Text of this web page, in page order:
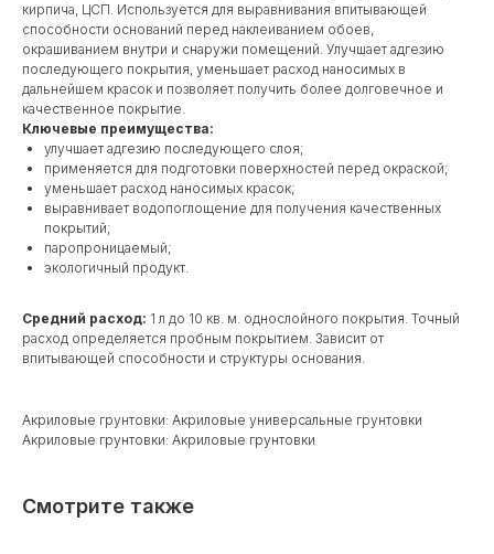
кирпича, ЦСП. Используется для выравнивания впитывающей
способности оснований перед наклеиванием обоев,
окрашиванием внутри и снаружи помещений. Улучшает адгезию
последующего покрытия, уменьшает расход наносимых в
дальнейшем красок и позволяет получить более долговечное и
качественное покрытие.
Ключевые преимущества:
улучшает адгезию последующего слоя;
применяется для подготовки поверхностей перед окраской;
уменьшает расход наносимых красок;
выравнивает водопоглощение для получения качественных
покрытий;
паропроницаемый;
экологичный продукт.
Средний расход: 1 л до 10 кв. м. однослойного покрытия. Точный
расход определяется пробным покрытием. Зависит от
впитывающей способности и структуры основания.
Акриловые грунтовки: Акриловые универсальные грунтовки
Акриловые грунтовки: Акриловые грунтовки
Смотрите также